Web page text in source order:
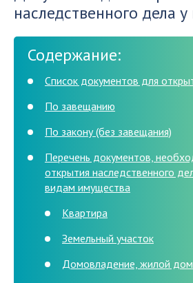
наследственного дела
Содержание:
Список документов для
По завещанию
По закону (без завещания)
Перечень документов,
открытия наследственного
видам имущества
Квартира
Земельный участок
Домовладение, жилой дом